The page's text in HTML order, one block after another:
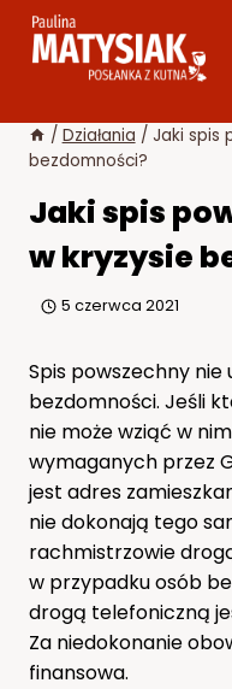
Przejdź
/ Działania / Jaki spis
bezdomności?
Jaki spis
w kryzysie
5 czerwca 2021
Spis powszechny nie
bezdomności. Jeśli
nie może wziąć w
wymaganych przez
jest adres
nie dokonają tego
rachmistrzowie
w przypadku osób
drogą telefoniczną
Za niedokonanie
finansowa.